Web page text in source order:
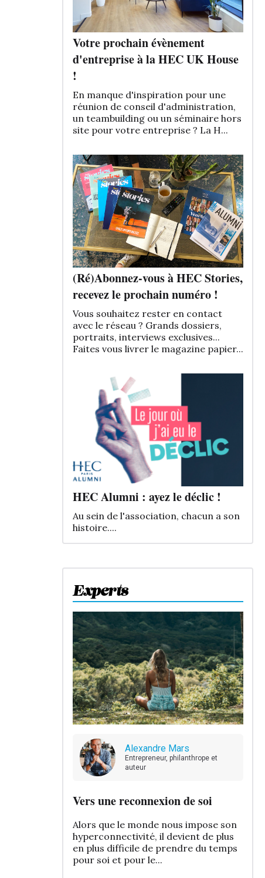
Experts
Alexandre Mars
Entrepreneur, philanthrope et
auteur
Vers une reconnexion de soi
Alors que le monde nous impose son
hyperconnectivité, il devient de plus
en plus difficile de prendre du temps
pour soi et pour le...
Votre prochain évènement
d'entreprise à la HEC UK House
!
En manque d'inspiration pour une
réunion de conseil d'administration,
un teambuilding ou un séminaire hors
site pour votre entreprise ? La H...
(Ré)Abonnez-vous à HEC Stories,
recevez le prochain numéro !
Vous souhaitez rester en contact
avec le réseau ? Grands dossiers,
portraits, interviews exclusives...
Faites vous livrer le magazine papier...
HEC Alumni : ayez le déclic !
Au sein de l'association, chacun a son
histoire....